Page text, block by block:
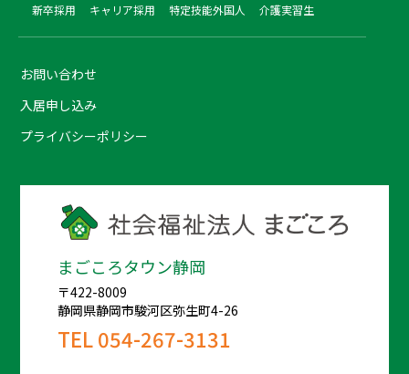
新卒採用 キャリア採用 特定技能外国人 介護実習生
お問い合わせ
入居申し込み
プライバシーポリシー
まごころタウン静岡
〒422-8009
静岡県静岡市駿河区弥生町4-26
TEL054-267-3131